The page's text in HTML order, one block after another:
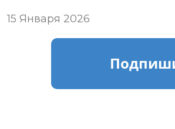
15 Января 2026